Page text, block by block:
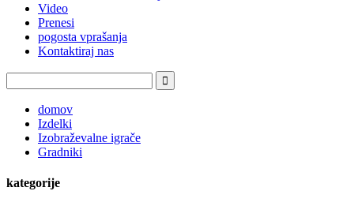
Video
Prenesi
pogosta vprašanja
Kontaktiraj nas
domov
Izdelki
Izobraževalne igrače
Gradniki
kategorije